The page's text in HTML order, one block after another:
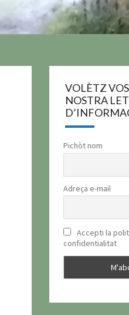
VOLÈTZ
NOSTRA
Pichòt nom
Adreça e-mail
Accepti la
confidentialitat